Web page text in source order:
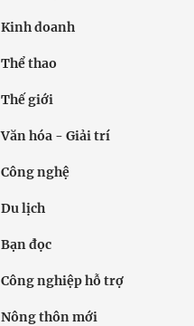
Kinh doanh
Thể thao
Thế giới
Văn hóa - Giải trí
Công nghệ
Du lịch
Bạn đọc
Công nghiệp hỗ trợ
Nông thôn mới